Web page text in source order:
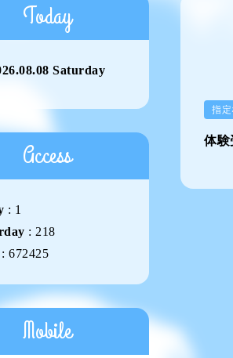
指定
体験
Today
Saturday
Access
: 1
: 218
: 672425
Mobile